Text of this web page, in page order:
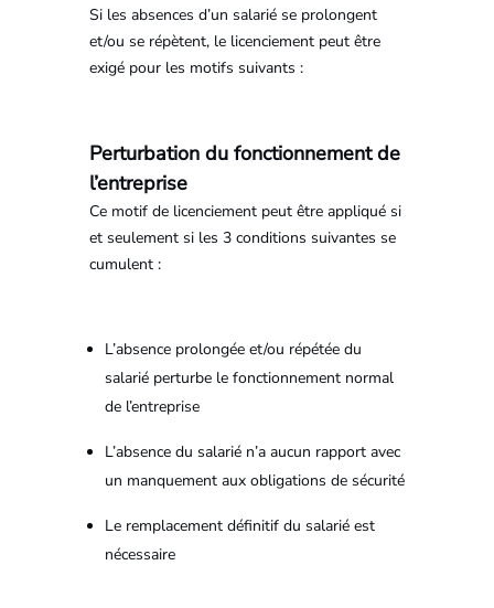
Si les absences d’un salarié se prolongent
et/ou se répètent, le licenciement peut être
exigé pour les motifs suivants :
Perturbation du fonctionnement de
l’entreprise
Ce motif de licenciement peut être appliqué si
et seulement si les 3 conditions suivantes se
cumulent :
L’absence prolongée et/ou répétée du
salarié perturbe le fonctionnement normal
de l’entreprise
L’absence du salarié n’a aucun rapport avec
un manquement aux obligations de sécurité
Le remplacement définitif du salarié est
nécessaire